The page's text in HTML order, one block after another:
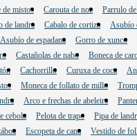
de mistos Carouta de noz
Parrulo
de landra Cabalo de cortiza
Asubío
Asubío de espadana
Gorro de xunco
Castañolas de nabo
Boneca de
Cachorrillo Curuxa de coca
Moneca de follato de millo
Arco e frechas de abeleira
cebola
Pelota de trapo
Pipa de
Escopeta de cana
Vestido de